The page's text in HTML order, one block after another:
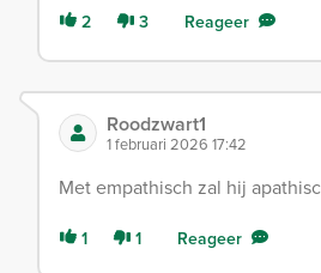
2 3 Reageer
Roodzwart1
1 februari 2026 17:42
Met empathisch zal hij
1 1 Reageer